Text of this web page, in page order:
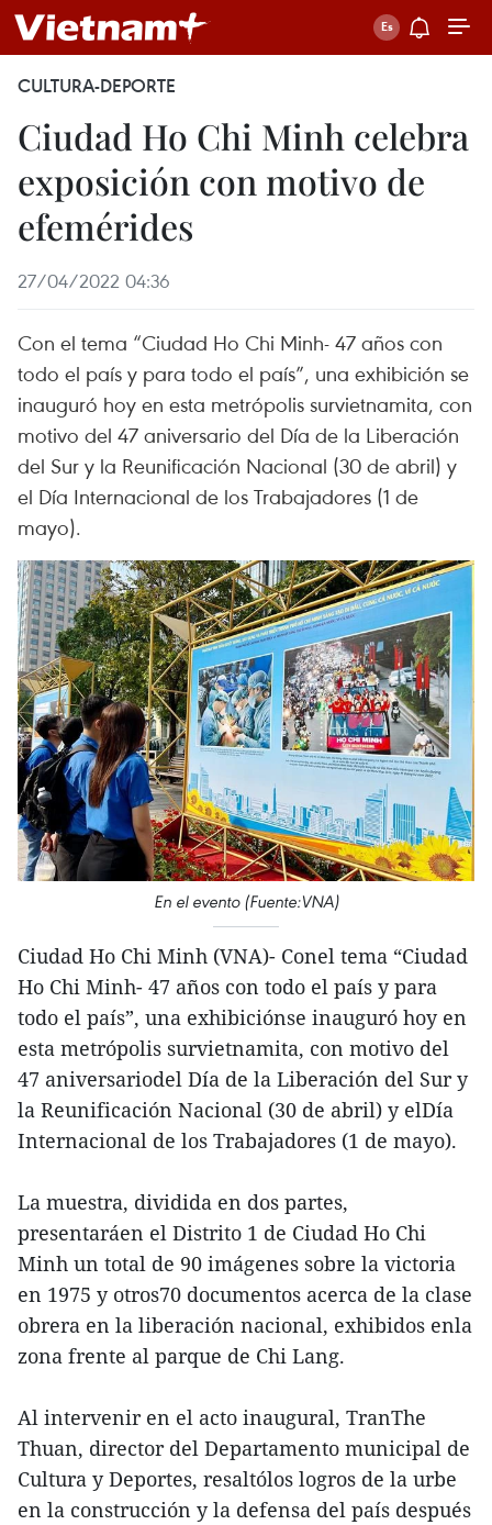
CULTURA-DEPORTE
Ciudad Ho Chi Minh celebra
exposición con motivo de
efemérides
27/04/2022 04:36
Con el tema “Ciudad Ho Chi Minh- 47 años con
todo el país y para todo el país”, una exhibición se
inauguró hoy en esta metrópolis survietnamita, con
motivo del 47 aniversario del Día de la Liberación
del Sur y la Reunificación Nacional (30 de abril) y
el Día Internacional de los Trabajadores (1 de
mayo).
En el evento (Fuente:VNA)
Ciudad Ho Chi Minh (VNA)- Conel tema “Ciudad
Ho Chi Minh- 47 años con todo el país y para
todo el país”, una exhibiciónse inauguró hoy en
esta metrópolis survietnamita, con motivo del
47 aniversariodel Día de la Liberación del Sur y
la Reunificación Nacional (30 de abril) y elDía
Internacional de los Trabajadores (1 de mayo).
La muestra, dividida en dos partes,
presentaráen el Distrito 1 de Ciudad Ho Chi
Minh un total de 90 imágenes sobre la victoria
en 1975 y otros70 documentos acerca de la clase
obrera en la liberación nacional, exhibidos enla
zona frente al parque de Chi Lang.
Al intervenir en el acto inaugural, TranThe
Thuan, director del Departamento municipal de
Cultura y Deportes, resaltólos logros de la urbe
en la construcción y la defensa del país después